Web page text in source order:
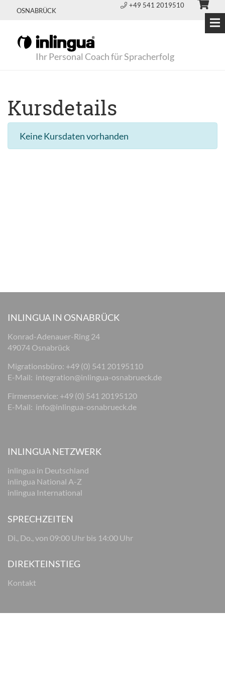
OSNABRÜCK
+49 541 2019510
Ihr Personal Coach für Spracherfolg
Kursdetails
Keine Kursdaten vorhanden
INLINGUA IN OSNABRÜCK
Konrad-Adenauer-Ring 24
49074 Osnabrück
Migrationsbüro: +49 (0) 541 20195110
E-Mail: integration@inlingua-osnabrueck.de
Firmenservice: +49 (0) 541 20195120
E-Mail: info@inlingua-osnabrueck.de
INLINGUA NETZWERK
inlingua in Deutschland
inlingua National A-Z
inlingua International
SPRECHZEITEN
Di., Do., von 09:00 Uhr bis 14:00 Uhr
DIREKTEINSTIEG
Kontakt